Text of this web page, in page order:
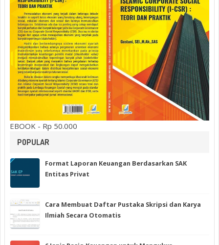
EBOOK - Rp 50.000
POPULAR
Format Laporan Keuangan Berdasarkan SAK
Entitas Privat
Cara Membuat Daftar Pustaka Skripsi dan Karya
Ilmiah Secara Otomatis